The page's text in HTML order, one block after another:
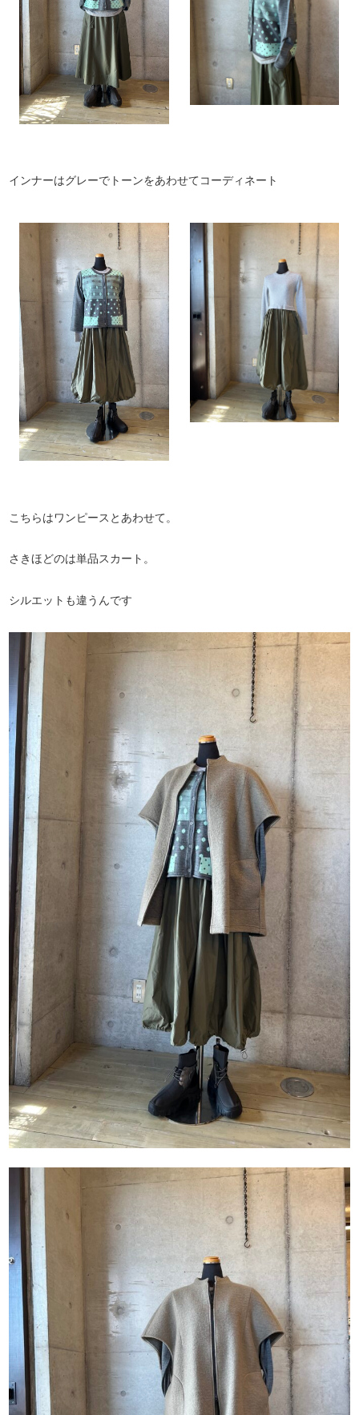
インナーはグレーでトーンをあわせてコーディネート
こちらはワンピースとあわせて。
さきほどのは単品スカート。
シルエットも違うんです